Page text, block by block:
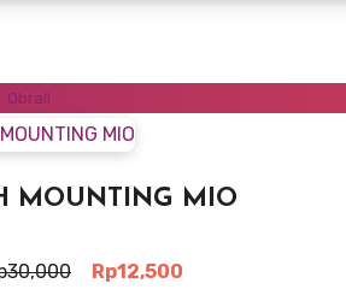
Obral!
MOUNTING MIO
30,000
Harga
Rp12,500